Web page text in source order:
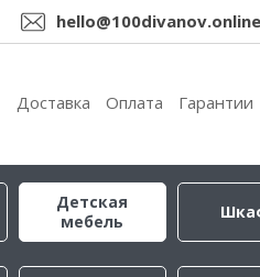
hello@100divanov.online
Доставка Оплата Гарантии
Детская
мебель